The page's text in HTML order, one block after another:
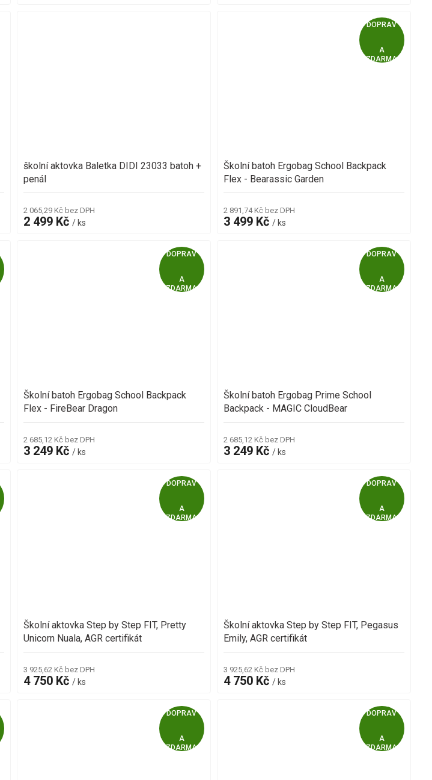
školní aktovka Baletka DIDI 23033 batoh +
penál
2 065,29 Kč bez DPH
2 499 Kč / ks
Z
A
ZDARMA
Školní batoh Ergobag School Backpack
Flex - Bearassic Garden
2 891,74 Kč bez DPH
3 499 Kč / ks
Z
A
ZDARMA
Školní batoh Ergobag School Backpack
Flex - FireBear Dragon
2 685,12 Kč bez DPH
3 249 Kč / ks
Z
ZDARMA
Školní batoh Ergobag Prime School
Backpack - MAGIC CloudBear
2 685,12 Kč bez DPH
3 249 Kč / ks
Z
A
ZDARMA
Školní aktovka Step by Step FIT, Pretty
Unicorn Nuala, AGR certifikát
3 925,62 Kč bez DPH
4 750 Kč / ks
Z
A
ZDARMA
Školní aktovka Step by Step FIT, Pegasus
Emily, AGR certifikát
3 925,62 Kč bez DPH
4 750 Kč / ks
Z
ZDARMA
Z
ZDARMA